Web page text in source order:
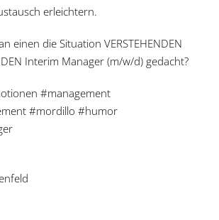
erleichtern.
einen die Situation VERSTEHENDEN
Interim Manager (m/w/d) gedacht?
#management
#mordillo #humor